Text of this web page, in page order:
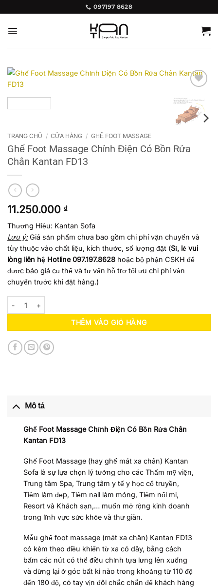
qua
nội
097197 8628
wishlist
TRANG CHỦ / CỬA HÀNG / GHẾ FOOT MASSAGE
Ghế Foot Massage Chỉnh Điện Có Bồn Rửa
Chân Kantan FD13
11.250.000 ₫
Thương Hiệu: Kantan Sofa
Lưu ý:Giá sản phẩm chưa bao gồm chi phí vận chuyển và
tùy thuộc vào chất liệu, kích thước, số lượng đặt (Sỉ, lẻ vui
lòng liên hệ Hotline 097.197.8628 hoặc bộ phận CSKH để
được báo giá cụ thể và tư vấn hỗ trợ tối ưu chi phí vận
chuyển trước khi đặt hàng.)
Ghế Foot Massage Chỉnh Điện Có Bồn Rửa Chân Kantan FD13 số
THÊM VÀO GIỎ HÀNG
Mô tả
Ghế Foot Massage Chỉnh Điện Có Bồn Rửa Chân
Kantan FD13
Ghế Foot Massage (hay ghế mát xa chân) Kantan
Sofa là sự lựa chọn lý tưởng cho các Thẩm mỹ viện,
Trung tâm Spa, Trung tâm y tế y học cổ truyền,
Tiệm làm đẹp, Tiệm nail làm móng, Tiệm nối mi,
Resort và Khách sạn,… muốn mở rộng kinh doanh
trong lĩnh vực sức khỏe và thư giãn.
Mẫu ghế foot massage (mát xa chân) Kantan FD13
có kèm theo điều khiển từ xa có dây, bằng cách
bấm các nút có thể điều chỉnh tựa lưng lên xuống
và dừng lại ở góc bất kì nào trong khoảng từ 110 độ
đến 180 độ, có tay vịn đôi chắc chắn để khách hàng